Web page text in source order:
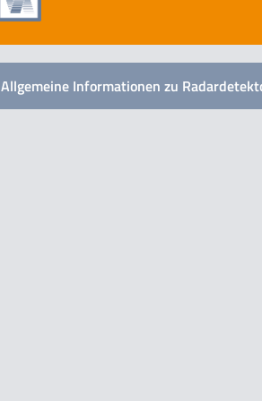
Allgemeine Informationen zu